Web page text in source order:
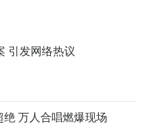
引发网络热议
万人合唱燃爆现场